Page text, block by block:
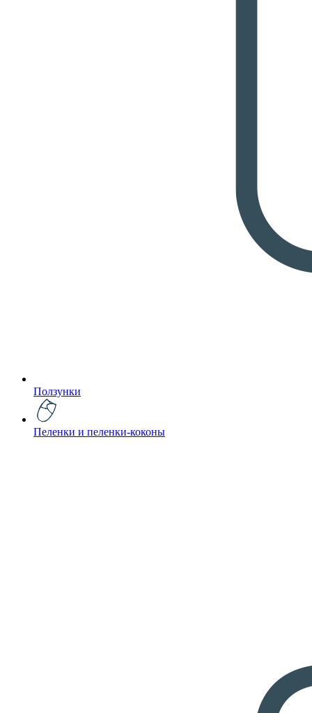
Ползунки
Пеленки и пеленки-коконы